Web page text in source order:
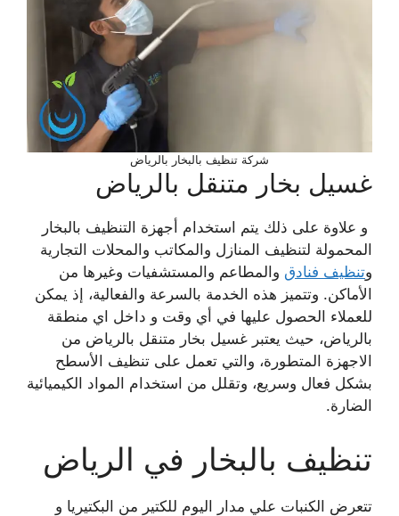
شركة تنظيف بالبخار بالرياض
غسيل بخار متنقل بالرياض
و علاوة على ذلك يتم استخدام أجهزة التنظيف بالبخار
المحمولة لتنظيف المنازل والمكاتب والمحلات التجارية
وتنظيف فنادق والمطاعم والمستشفيات وغيرها من
الأماكن. وتتميز هذه الخدمة بالسرعة والفعالية، إذ يمكن
للعملاء الحصول عليها في أي وقت و داخل اي منطقة
بالرياض، حيث يعتبر غسيل بخار متنقل بالرياض من
الاجهزة المتطورة، والتي تعمل على تنظيف الأسطح
بشكل فعال وسريع، وتقلل من استخدام المواد الكيميائية
الضارة.
تنظيف بالبخار في الرياض
تتعرض الكنبات علي مدار اليوم للكتير من البكتيريا و